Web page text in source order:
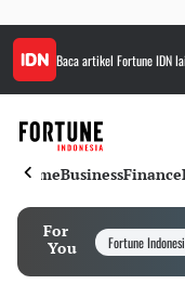
Baca artikel Fortune IDN
HomeBusinessFinance
For
You
Fortune